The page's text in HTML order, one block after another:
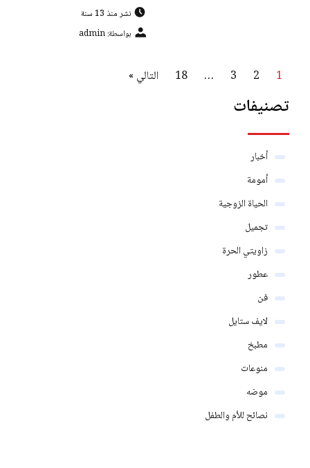
نشر منذ 13 سنة
بواسطة: admin
1
2
3
…
18 التالي »
تصنيفات
أخبار
أمومة
الحياة الزوجية
تجميل
زاويتي الحرة
عطور
فن
لايف ستايل
مطبخ
منوعات
موضه
نصائح للأم والطفل